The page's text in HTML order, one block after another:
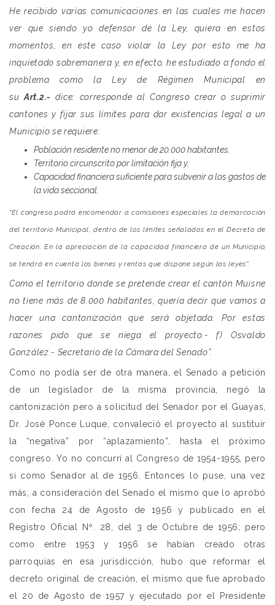
He recibido varias comunicaciones en las cuales me hacen
ver que siendo yo defensor de la Ley, quiera en estos
momentos, en este caso violar la Ley por esto me ha
inquietado sobremanera y, en efecto, he estudiado a fondo el
problema como la Ley de Régimen Municipal en
su Art.2.- dice: corresponde al Congreso crear o suprimir
cantones y fijar sus límites para dar existencias legal a un
Municipio se requiere:
Población residente no menor de 20.000 habitantes.
Territorio circunscrito por limitación fija y,
Capacidad financiera suficiente para subvenir a los gastos de
la vida seccional.
“El congreso podrá encomendar a comisiones especiales la demarcación
del territorio Municipal, dentro de los límites señalados en el Decreto de
Creación. En la apreciación de la capacidad financiera de un Municipio,
se tendrá en cuenta los bienes y rentas que dispone según las leyes”.
Como el territorio donde se pretende crear el cantón Muisne
no tiene más de 8.000 habitantes, quería decir que vamos a
hacer una cantonización que será objetada. Por estas
razones pido que se niega el proyecto.- f) Osvaldo
González.- Secretario de la Cámara del Senado”.
Como no podía ser de otra manera, el Senado a petición
de un legislador de la misma provincia, negó la
cantonización pero a solicitud del Senador por el Guayas,
Dr. José Ponce Luque, convaleció el proyecto al sustituir
la “negativa” por “aplazamiento”, hasta el próximo
congreso. Yo no concurrí al Congreso de 1954-1955, pero
si como Senador al de 1956. Entonces lo puse, una vez
más, a consideración del Senado el mismo que lo aprobó
con fecha 24 de Agosto de 1956 y publicado en el
Registro Oficial Nº. 28, del 3 de Octubre de 1956; pero
como entre 1953 y 1956 se habían creado otras
parroquias en esa jurisdicción, hubo que reformar el
decreto original de creación, el mismo que fue aprobado
el 20 de Agosto de 1957 y ejecutado por el Presidente